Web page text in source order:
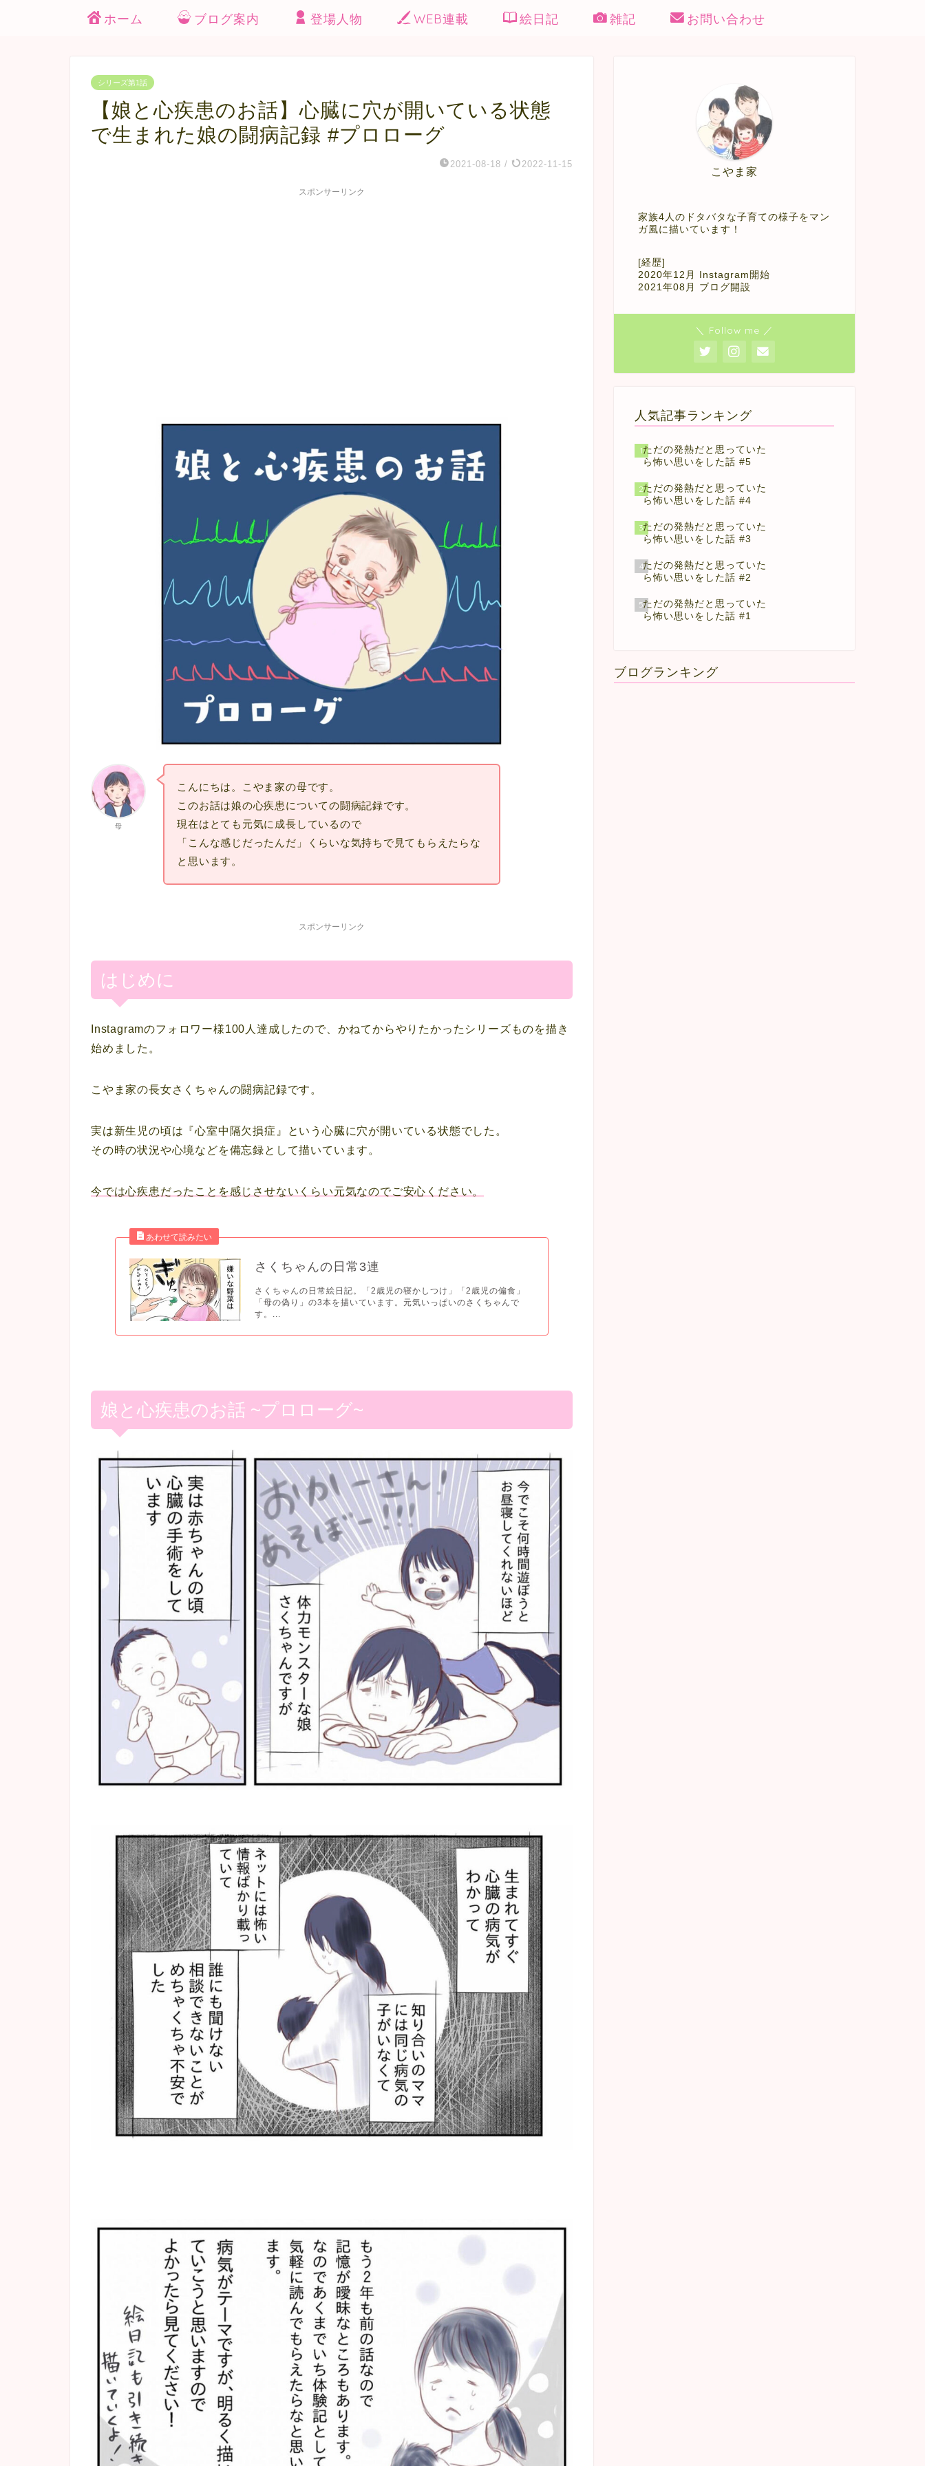
ホーム ブログ案内 登場人物 WEB連載 絵日記 雑記 お問い合わせ
シリーズ第1話
【娘と心疾患のお話】心臓に穴が開いている状態
で生まれた娘の闘病記録 #プロローグ
2021-08-18 / 2022-11-15
スポンサーリンク
母
こんにちは。こやま家の母です。
このお話は娘の心疾患についての闘病記録です。
現在はとても元気に成長しているので
「こんな感じだったんだ」くらいな気持ちで見てもらえたらな
と思います。
スポンサーリンク
はじめに
Instagramのフォロワー様100人達成したので、かねてからやりたかったシリーズものを描き
始めました。
こやま家の長女さくちゃんの闘病記録です。
実は新生児の頃は『心室中隔欠損症 』という心臓に穴が開いている状態でした。
その時の状況や心境などを備忘録として描いています。
今では心疾患だったことを感じさせないくらい元気なのでご安心ください。
さくちゃんの日常3連
さくちゃんの日常絵日記。「2歳児の寝かしつけ」「2歳児の偏食」
「母の偽り」の3本を描いています。元気いっぱいのさくちゃんで
す。...
娘と心疾患のお話 ~プロローグ~
こやま家
家族4人のドタバタな子育ての様子をマン
ガ風に描いています！
[経歴]
2020年12月 Instagram開始
2021年08月 ブログ開設
＼ Follow me ／
人気記事ランキング
1ただの発熱だと思っていた
ら怖い思いをした話 #5
2ただの発熱だと思っていた
ら怖い思いをした話 #4
3ただの発熱だと思っていた
ら怖い思いをした話 #3
4ただの発熱だと思っていた
ら怖い思いをした話 #2
5ただの発熱だと思っていた
ら怖い思いをした話 #1
ブログランキング